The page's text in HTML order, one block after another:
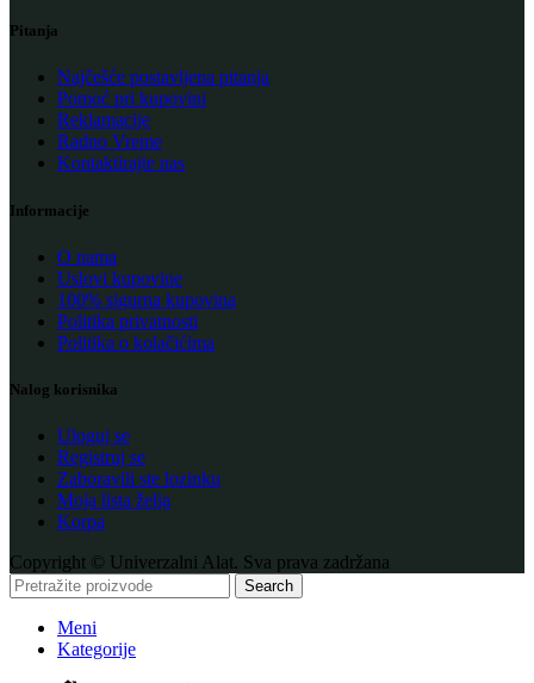
Pitanja
Najčešće postavljena pitanja
Pomoć pri kupovini
Reklamacije
Radno Vreme
Kontaktirajte nas
Informacije
O nama
Uslovi kupovine
100% sigurna kupovina
Politika privatnosti
Politika o kolačićima
Nalog korisnika
Uloguj se
Registruj se
Zaboravili ste lozinku
Moja lista želja
Korpa
Copyright © Univerzalni Alat. Sva prava zadržana
Search
Meni
Kategorije